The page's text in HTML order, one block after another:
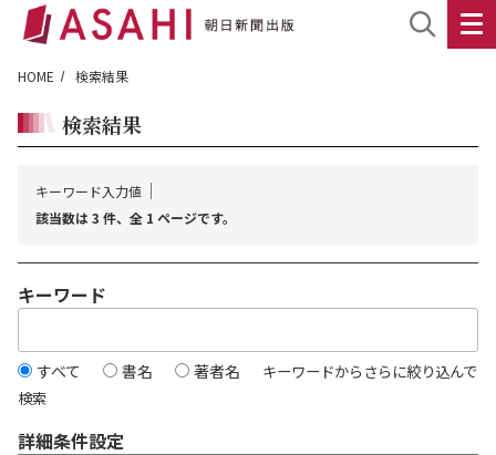
HOME 検索結果
検索結果
キーワード入力値
該当数は 3 件、全 1 ページです。
キーワード
すべて 書名 著者名
キーワードからさらに絞り込んで
検索
詳細条件設定